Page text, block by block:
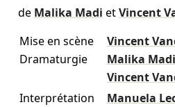
de Malika Madi etVincent
Mise en scène
Vincent
Dramaturgie
Malika Madi
Vincent
Interprétation
Manuela